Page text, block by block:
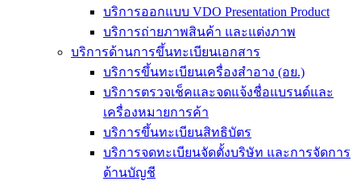
บริการออกแบบ VDO Presentation Product
บริการถ่ายภาพสินค้า และแต่งภาพ
บริการด้านการขึ้นทะเบียนเอกสาร
บริการขึ้นทะเบียนเครื่องสำอาง (อย.)
บริการตรวจเช็คและจดแจ้งชื่อแบรนด์และ
เครื่องหมายการค้า
บริการขึ้นทะเบียนสิทธิบัตร
บริการจดทะเบียนจัดตั้งบริษัท และการจัดการ
ด้านบัญชี